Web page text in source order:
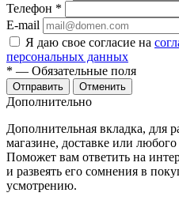
Телефон *
E-mail
Я даю свое согласие на
персональных данных
* — Обязательные поля
Отменить
Дополнительно
Дополнительная вкладка, для
магазине, доставке или
Поможет вам ответить на
и развеять его сомнения в
усмотрению.